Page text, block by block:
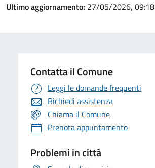
Ultimo aggiornamento: 27/05/2026, 09:18
Contatta il Comune
Leggi le domande frequenti
Richiedi assistenza
Chiama il Comune
Prenota appuntamento
Problemi in città